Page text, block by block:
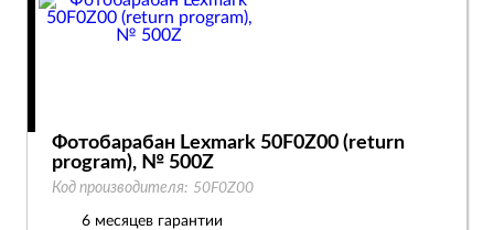
Фотобарабан Lexmark 50F0Z00 (return
program), № 500Z
Код производителя: 50F0Z00
6 месяцев гарантии